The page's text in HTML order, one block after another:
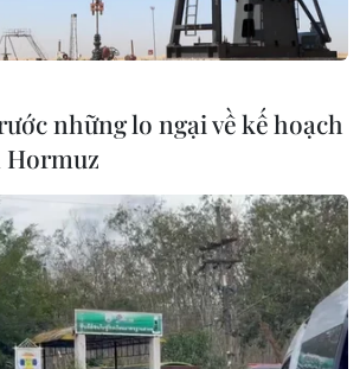
những lo ngại về kế hoạch
Hormuz